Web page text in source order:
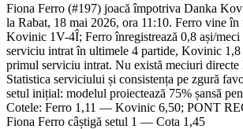
Fiona Ferro (#197) joacă împotriva Danka
la Rabat, 18 mai 2026, ora 11:10. Ferro vine
Kovinic 1V-4Î; Ferro înregistrează 0,8 ași/
serviciu intrat în ultimele 4 partide, Kovinic 1,8
primul serviciu intrat. Nu există meciuri
Statistica serviciului și consistența pe zgură
setul inițial: modelul proiectează 75% șansă
Cotele: Ferro 1,11 — Kovinic 6,50; PONT
Fiona Ferro câștigă setul 1 — Cota 1,45